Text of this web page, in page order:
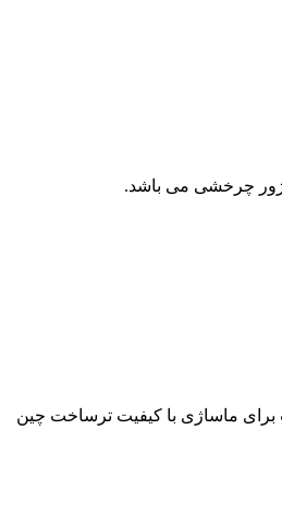
چرخشی می باشد.